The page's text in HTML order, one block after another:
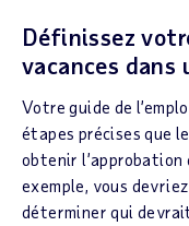
Définissez
vacances dans
Votre guide de
étapes précises que
obtenir l’approbation
exemple, vous
déterminer qui